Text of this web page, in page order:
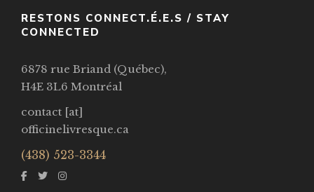
RESTONS CONNECT.É.E.S / STAY
CONNECTED
6878 rue Briand (Québec),
H4E 3L6 Montréal
contact [at]
officinelivresque.ca
(438) 523-3344